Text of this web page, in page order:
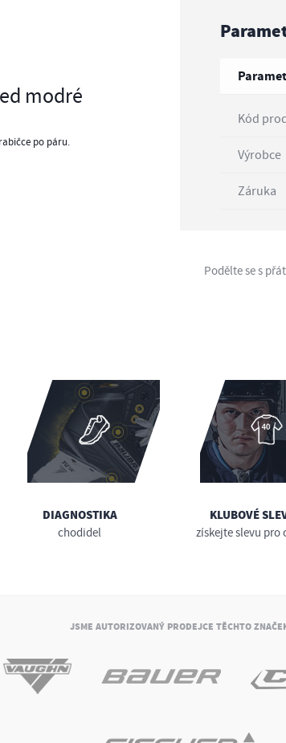
modré
po páru.
Kód
Výrobce
Záruka
Podělte se s
DIAGNOSTIKA
chodidel
KLUBOVÉ
získejte slevu pro
JSME AUTORIZOVANÝ PRODEJCE TĚCHTO